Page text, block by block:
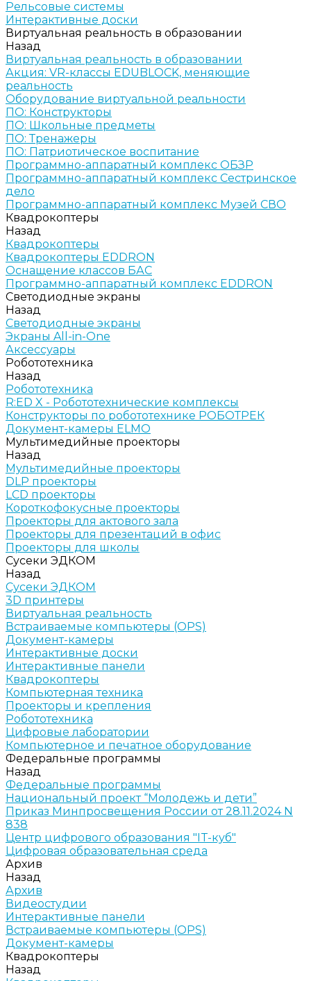
Рельсовые системы
Интерактивные доски
Виртуальная реальность в образовании
Назад
Виртуальная реальность в образовании
Акция: VR-классы EDUBLOCK, меняющие
реальность
Оборудование виртуальной реальности
ПО: Конструкторы
ПО: Школьные предметы
ПО: Тренажеры
ПО: Патриотическое воспитание
Программно-аппаратный комплекс ОБЗР
Программно-аппаратный комплекс Сестринское
дело
Программно-аппаратный комплекс Музей СВО
Квадрокоптеры
Назад
Квадрокоптеры
Квадрокоптеры EDDRON
Оснащение классов БАС
Программно-аппаратный комплекс EDDRON
Светодиодные экраны
Назад
Светодиодные экраны
Экраны All-in-One
Аксессуары
Робототехника
Назад
Робототехника
R:ED X - Робототехнические комплексы
Конструкторы по робототехнике РОБОТРЕК
Документ-камеры ELMO
Мультимедийные проекторы
Назад
Мультимедийные проекторы
DLP проекторы
LCD проекторы
Короткофокусные проекторы
Проекторы для актового зала
Проекторы для презентаций в офис
Проекторы для школы
Сусеки ЭДКОМ
Назад
Сусеки ЭДКОМ
3D принтеры
Виртуальная реальность
Встраиваемые компьютеры (OPS)
Документ-камеры
Интерактивные доски
Интерактивные панели
Квадрокоптеры
Компьютерная техника
Проекторы и крепления
Робототехника
Цифровые лаборатории
Компьютерное и печатное оборудование
Федеральные программы
Назад
Федеральные программы
Национальный проект “Молодежь и дети”
Приказ Минпросвещения России от 28.11.2024 N
838
Центр цифрового образования "IT-куб"
Цифровая образовательная среда
Архив
Назад
Архив
Видеостудии
Интерактивные панели
Встраиваемые компьютеры (OPS)
Документ-камеры
Квадрокоптеры
Назад